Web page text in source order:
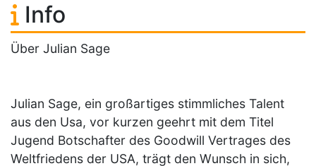
Info
Über Julian Sage
Julian Sage, ein großartiges stimmliches Talent
aus den Usa, vor kurzen geehrt mit dem Titel
Jugend Botschafter des Goodwill Vertrages des
Weltfriedens der USA, trägt den Wunsch in sich,